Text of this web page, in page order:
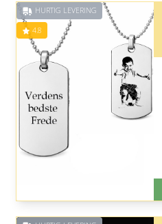
HURTIG LEVERING
4.8